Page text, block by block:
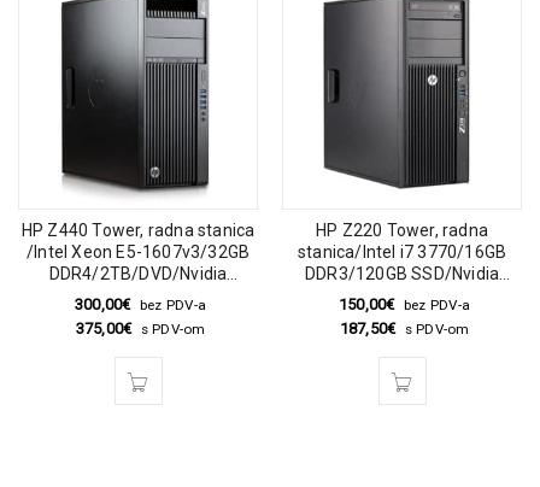
HP Z440 Tower, radna stanica
/Intel Xeon E5-1607v3/32GB
DDR4/2TB/DVD/Nvidia
Quadro K2200
300,00€ bez PDV-a
375,00€ s PDV-om
HP Z220 Tower, radna
stanica/Intel i7 3770/16GB
DDR3/120GB SSD/Nvidia
Quadro K600
150,00€ bez PDV-a
187,50€ s PDV-om